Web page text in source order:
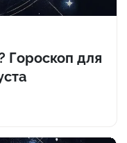
Гороскоп для